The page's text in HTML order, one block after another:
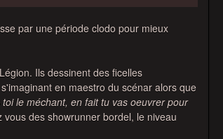
par une période clodo pour mieux
Ils dessinent des ficelles
en maestro du scénar alors que
toi le méchant, en fait tu vas oeuvrer pour
vous des showrunner bordel, le niveau